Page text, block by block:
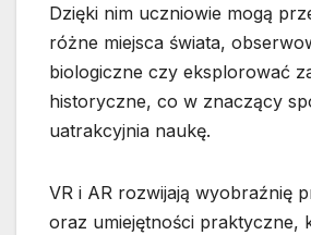
Dzięki nim uczniowie mogą
różne miejsca świata,
biologiczne czy eksplorować
historyczne, co w znaczący
uatrakcyjnia naukę.
VR i AR rozwijają wyobraźnię
oraz umiejętności praktyczne,